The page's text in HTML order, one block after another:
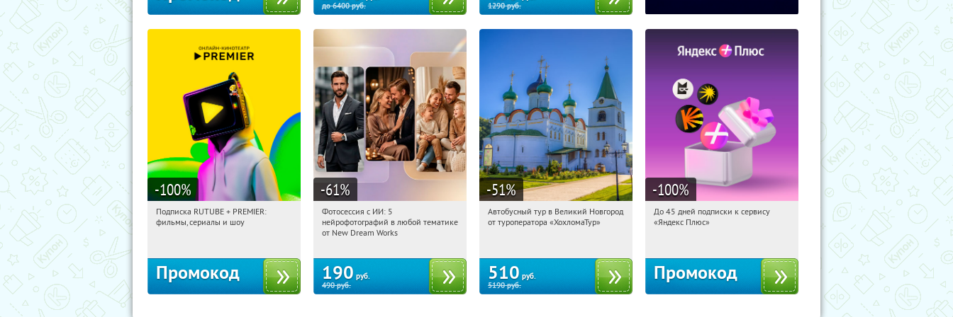
до6400руб.
1290руб.
-100%
17:18:06 Получили:
Подписка RUTUBE + PREMIER:
фильмы, сериалы и шоу
Промокод
-61%
17:18:06
Россия
Фотосессия с ИИ: 5
нейрофотографий в любой тематике
от New Dream Works
190 руб.
490руб.
-51%
17:18:06 Купили:2
Автобусный тур в Великий Новгород
от туроператора «ХохломаТур»
510 руб.
5190руб.
-100%
17:18:06 Получили:
До 45 дней подписки к сервису
«Яндекс Плюс»
Промокод